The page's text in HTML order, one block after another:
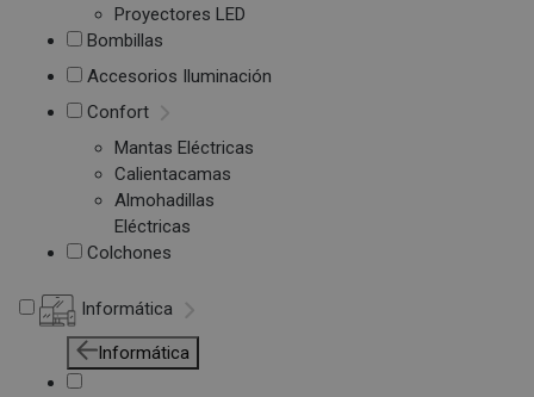
Proyectores LED
Bombillas
Accesorios Iluminación
Confort
Mantas Eléctricas
Calientacamas
Almohadillas
Eléctricas
Colchones
Informática
Informática